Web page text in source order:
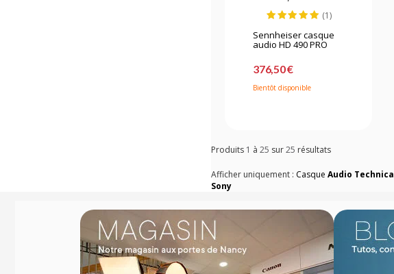
(1)
Sennheiser casque
audio HD 490 PRO
376,50 €
Bientôt disponible
Produits 1 à25 sur25 résultats
Afficher uniquement : CasqueAudio Technica
Sony